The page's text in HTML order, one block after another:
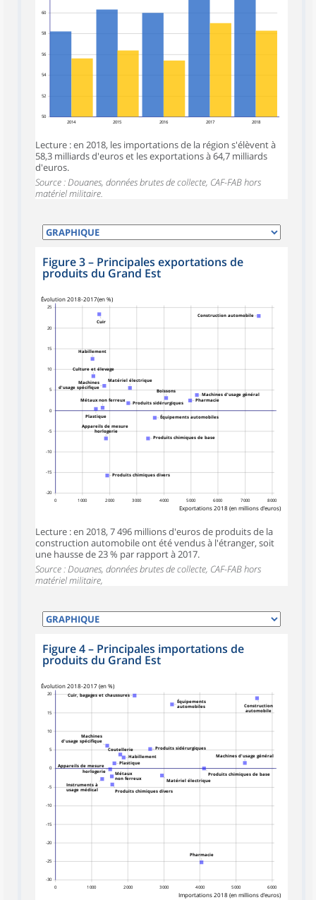
50
52
54
56
58
60
2014 2015 2016 2017 2018
Lecture : en 2018, les importations de la région s'élèvent à
58,3 milliards d'euros et les exportations à 64,7 milliards
d'euros.
Source : Douanes, données brutes de collecte, CAF-FAB hors
matériel militaire.
Figure 3– Principales exportations de
produits du Grand Est
0
5
10
15
20
25
-5
-10
-15
-20
0
1 000 2 000 3 000 4 000 5 000 6 000 7 000 8 000
Évolution 2018-2017(en %)
Exportations 2018 (en millions d’euros)
Construction automobile
Machines d'usage général
Pharmacie
Boissons
Équipements automobiles
Produits chimiques de base
Matériel électrique
Produits sidérurgiques
Produits chimiques divers
Appareils de mesure
horlogerie
Machines
d'usage spécifique
Métaux non ferreux
Cuir
Plastique
Culture et élevage
Habillement
Lecture : en 2018, 7 496 millions d'euros de produits de la
construction automobile ont été vendus à l'étranger, soit
une hausse de 23 % par rapport à 2017.
Source : Douanes, données brutes de collecte, CAF-FAB hors
matériel militaire,
Figure 4– Principales importations de
produits du Grand Est
0
5
10
15
20
-5
-10
-15
-20
-25
-30
0 1 000 2 000 3 000 4 000 5 000 6 000
Évolution 2018-2017 (en %)
Importations 2018 (en millions d’euros)
Construction
automobile
Machines d'usage général
Produits chimiques de base
Pharmacie
Équipements
automobiles
Matériel électrique
Produits sidérurgiques
Cuir, bagages et chaussures
Habillement
Coutellerie
Plastique
Produits chimiques divers
Métaux
non ferreux
Appareils de mesure
horlogerie
Machines
d'usage spécifique
Instruments à
usage médical